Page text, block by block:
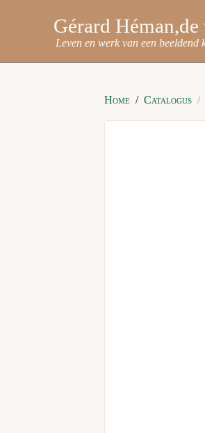
Gérard Héman
Leven en werk van een
Home Catalogus